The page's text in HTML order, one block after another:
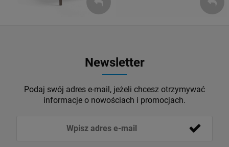
Newsletter
Podaj swój adres e-mail, jeżeli chcesz otrzymywać
informacje o nowościach i promocjach.